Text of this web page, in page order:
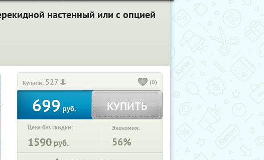
настенный или с опцией
Купили: 527 (0)
699 руб. КУПИТЬ
Цена без скидки:
1590 руб.
Экономия:
56%